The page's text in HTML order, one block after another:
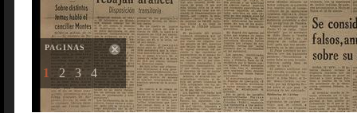
PAGINAS
1 2 3 4